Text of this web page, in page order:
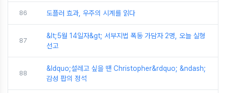
86 도플러 효과, 우주의 시계를 읽다
87
&lt;5월 14일자&gt; 서부지법 폭동 가담자 2명, 오늘 실형
선고
88
&ldquo;설레고 싶을 땐 Christopher&rdquo; &ndash;
감성 팝의 정석